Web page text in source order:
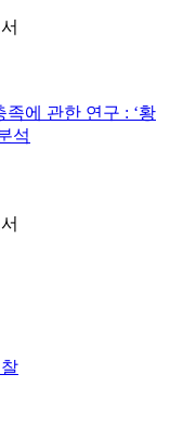
에 관한 연구 : ‘황
석